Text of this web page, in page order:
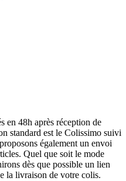
en 48h après réception de
standard est le Colissimo suivi
également un envoi
Quel que soit le mode
dès que possible un lien
la livraison de votre colis.